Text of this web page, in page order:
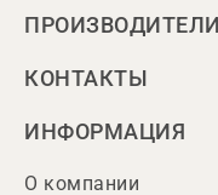
ПРОИЗВОДИТЕЛИ
КОНТАКТЫ
ИНФОРМАЦИЯ
О компании